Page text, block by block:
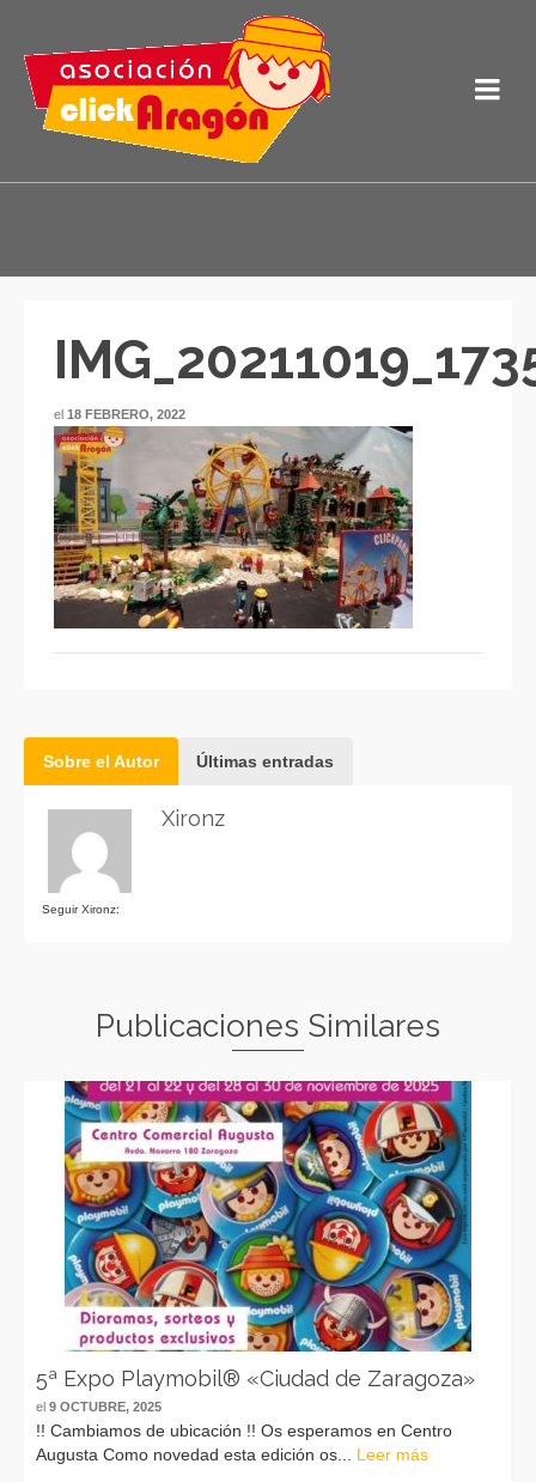
el 18 FEBRERO, 2022
Sobre el Autor Últimas entradas
Seguir Xironz:
Xironz
Publicaciones Similares
5ª Expo Playmobil® «Ciudad de Zaragoza»
el 9 OCTUBRE, 2025
!! Cambiamos de ubicación !! Os esperamos en Centro
Augusta Como novedad esta edición os... Leer más